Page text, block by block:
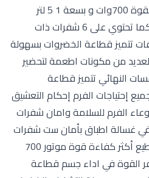
قطاعة الخضروات سوبر بلس بقوة 700وات و بسعة 1 5 لتر
المزودة بشفرات قابلة للفك كما تحتوي على 6 شفرات ذات
تتميز قطاعة الخضروات بسهولة
من مكونات اطعمة لتحضير
النهائي تتميز قطاعة
إحتياجات الفرم إحكام التعشيق
الفرم للسلامة وامان شفرات
في غسالة اطباق بأمان ست شفرات
ذات التكنولوجيا السداسية لتقطيع أكثر كفاءة قوة موتور 700
القوة في اداء جسم قطاعة